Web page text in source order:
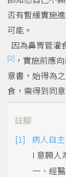
否有暫緩實施
可能。
因為鼻胃管灌
[2] ，實施前應
意書，始得為
食，需得到同
註腳
病人自
I 意願人
一、經